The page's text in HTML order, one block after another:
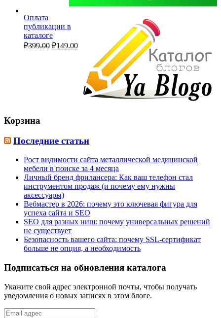
Оплата
публикации в
каталоге
₽399.00 Первоначальная
₽149.00Текущая
₽149.00.
Корзина
Последние статьи
Рост видимости сайта металлической медицинской
мебели в поиске за 4 месяца
Личный бренд фрилансера: Как ваш телефон стал
инструментом продаж (и почему ему нужны
аксессуары)
Вебмастер в 2026: почему это ключевая фигура для
успеха сайта и SEO
SEO для разных ниш: почему универсальных решений
не существует
Безопасность вашего сайта: почему SSL-сертификат
больше не опция, а необходимость
Подписаться на обновления каталога
Укажите свой адрес электронной почты, чтобы получать
уведомления о новых записях в этом блоге.
Email